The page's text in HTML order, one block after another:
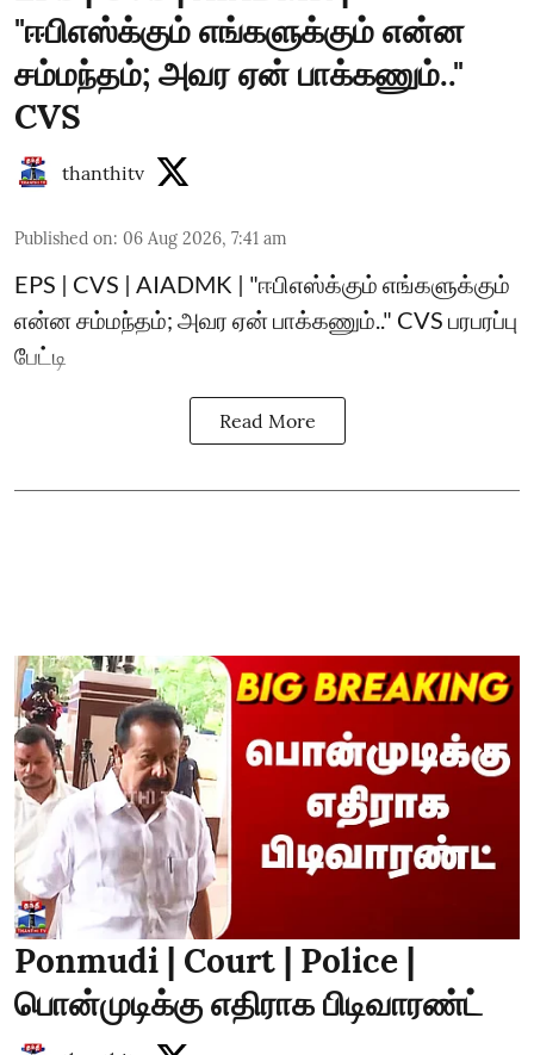
"ஈபிஎஸ்க்கும் எங்களுக்கும் என்ன
சம்மந்தம்; அவர ஏன் பாக்கணும்.."
CVS
thanthitv
Published on: 06 Aug 2026, 7:41 am
EPS | CVS | AIADMK | "ஈபிஎஸ்க்கும் எங்களுக்கும்
என்ன சம்மந்தம்; அவர ஏன் பாக்கணும்.." CVS பரபரப்பு
பேட்டி
Read More
Ponmudi | Court | Police |
பொன்முடிக்கு எதிராக பிடிவாரண்ட்